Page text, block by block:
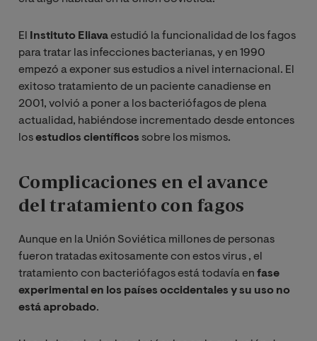
El Instituto Eliavaestudió la funcionalidad de los fagos
para tratar las infecciones bacterianas, y en 1990
empezó a exponer sus estudios a nivel internacional. El
exitoso tratamiento de un paciente canadiense en
2001, volvió a poner a los bacteriófagos de plena
actualidad, habiéndose incrementado desde entonces
losestudios científicos sobre los mismos.
Complicaciones en el avance
del tratamiento con fagos
Aunque en la Unión Soviética millones de personas
fueron tratadas exitosamente con estos virus , el
tratamiento con bacteriófagos está todavía en fase
experimental en los países occidentales y su uso no
está aprobado.